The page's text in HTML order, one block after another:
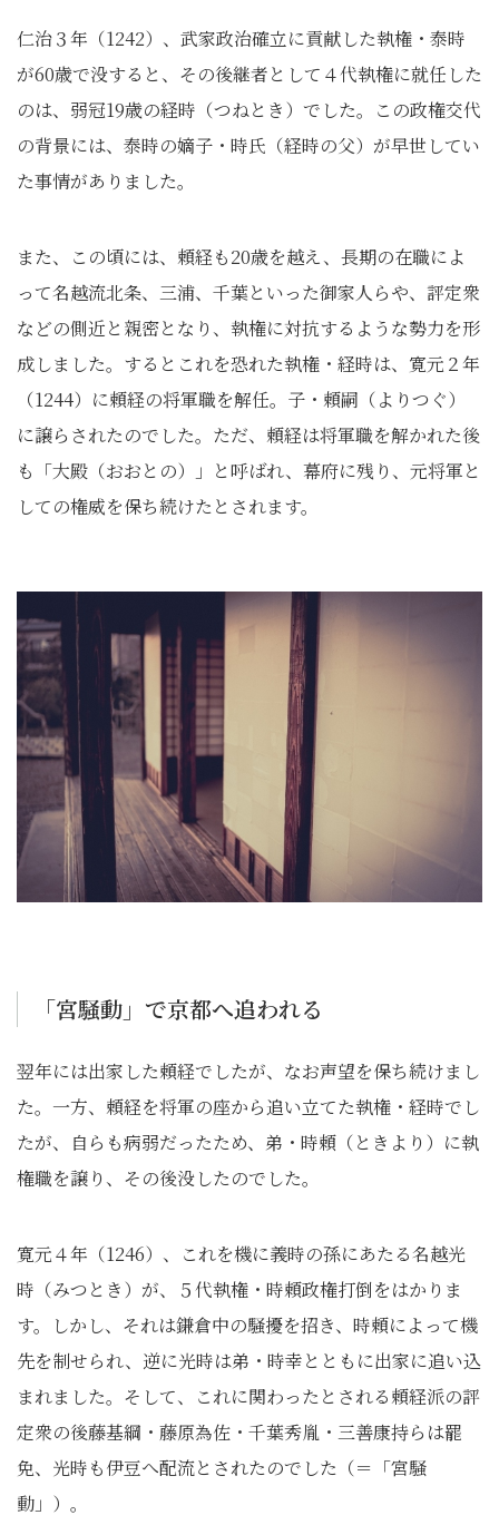
仁治３年（1242）、武家政治確立に貢献した執権・泰時
が60歳で没すると、その後継者として４代執権に就任した
のは、弱冠19歳の経時（つねとき）でした。この政権交代
の背景には、泰時の嫡子・時氏（経時の父）が早世してい
た事情がありました。
また、この頃には、頼経も20歳を越え、長期の在職によ
って名越流北条、三浦、千葉といった御家人らや、評定衆
などの側近と親密となり、執権に対抗するような勢力を形
成しました。するとこれを恐れた執権・経時は、寛元２年
（1244）に頼経の将軍職を解任。子・頼嗣（よりつぐ）
に譲らされたのでした。ただ、頼経は将軍職を解かれた後
も「大殿（おおとの）」と呼ばれ、幕府に残り、元将軍と
しての権威を保ち続けたとされます。
「宮騒動」で京都へ追われる
翌年には出家した頼経でしたが、なお声望を保ち続けまし
た。一方、頼経を将軍の座から追い立てた執権・経時でし
たが、自らも病弱だったため、弟・時頼（ときより）に執
権職を譲り、その後没したのでした。
寛元４年（1246）、これを機に義時の孫にあたる名越光
時（みつとき）が、５代執権・時頼政権打倒をはかりま
す。しかし、それは鎌倉中の騒擾を招き、時頼によって機
先を制せられ、逆に光時は弟・時幸とともに出家に追い込
まれました。そして、これに関わったとされる頼経派の評
定衆の後藤基綱・藤原為佐・千葉秀胤・三善康持らは罷
免、光時も伊豆へ配流とされたのでした（＝「宮騒
動」）。